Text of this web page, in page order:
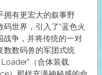
拥有更宏大的叙事野
世界，引入了“蓝色火
战争，并将传统的一对
数数码兽的军团式统
（合体装载